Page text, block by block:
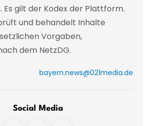
gilt der Kodex der Plattform.
und behandelt Inhalte
Vorgaben,
dem NetzDG.
bayern.news@021media.de
Social Media